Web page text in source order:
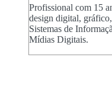
Profissional com 15
design digital,
Sistemas de
Mídias Digitais.